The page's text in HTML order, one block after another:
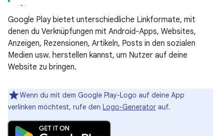
Google Play bietet unterschiedliche Linkformate, mit
denen du Verknüpfungen mit Android-Apps, Websites,
Anzeigen, Rezensionen, Artikeln, Posts in den sozialen
Medien usw. herstellen kannst, um Nutzer auf deine
Website zu bringen.
Wenn du mit dem Google Play-Logo auf deine App
verlinken möchtest, rufe den Logo-Generator auf.